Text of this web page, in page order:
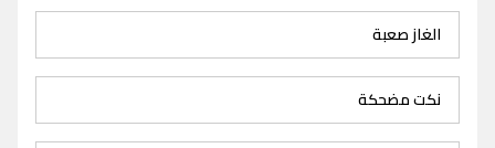
الغاز صعبة
نكت مضحكة